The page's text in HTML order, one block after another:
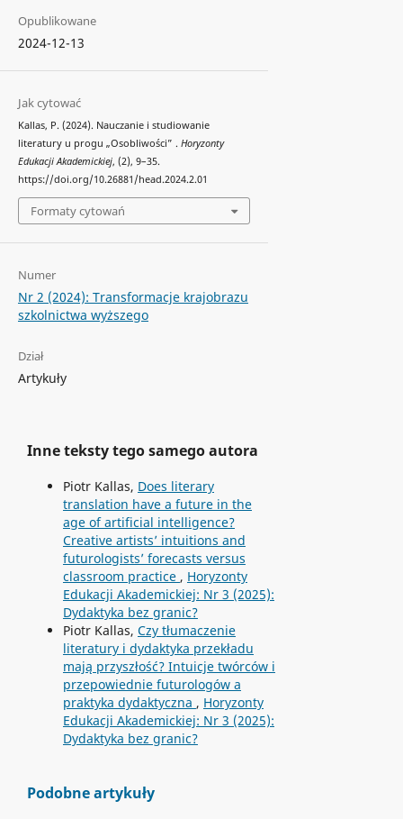
Opublikowane
2024-12-13
Jak cytować
Kallas, P. (2024). Nauczanie i studiowanie
literatury u progu „Osobliwości” . Horyzonty
Edukacji Akademickiej, (2), 9–35.
https://doi.org/10.26881/head.2024.2.01
Formaty cytowań
Numer
Nr 2 (2024): Transformacje krajobrazu
szkolnictwa wyższego
Dział
Artykuły
Inne teksty tego samego autora
Piotr Kallas, Does literary
translation have a future in the
age of artificial intelligence?
Creative artists’ intuitions and
futurologists’ forecasts versus
classroom practice , Horyzonty
Edukacji Akademickiej: Nr 3 (2025):
Dydaktyka bez granic?
Piotr Kallas, Czy tłumaczenie
literatury i dydaktyka przekładu
mają przyszłość? Intuicje twórców i
przepowiednie futurologów a
praktyka dydaktyczna , Horyzonty
Edukacji Akademickiej: Nr 3 (2025):
Dydaktyka bez granic?
Podobne artykuły